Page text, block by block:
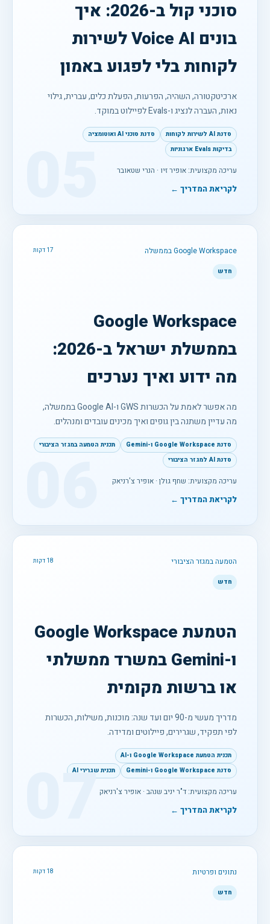
סוכני קול ב-2026: איך
בונים Voice AI לשירות
לקוחות בלי לפגוע באמון
ארכיטקטורה, השהיה, הפרעות, הפעלת כלים, עברית, גילוי
נאות, העברה לנציג ו-Evals לפיילוט במוקד.
סדנת AI לשירות לקוחות
סדנת סוכני AI ואוטומציה
בדיקות Evals ארגוניות
עריכה מקצועית: אופיר זיו · הנרי שטאובר
לקריאת המדריך ←
Google Workspace בממשלה 17 דקות
חדש
Google Workspace
בממשלת ישראל ב-2026:
מה ידוע ואיך נערכים
מה אפשר לאמת על הכשרות GWS ו-Google AI בממשלה,
מה עדיין משתנה בין גופים ואיך מכינים עובדים ומנהלים.
סדנת Google Workspace ו-Gemini
תכנית הטמעה במגזר הציבורי
סדנת AI למגזר הציבורי
עריכה מקצועית: שחף גולן · אופיר צ'רניאק
לקריאת המדריך ←
הטמעה במגזר הציבורי 18 דקות
חדש
הטמעת Google Workspace
ו-Gemini במשרד ממשלתי
או ברשות מקומית
מדריך מעשי מ-90 יום ועד שנה: מוכנות, משילות, הכשרות
לפי תפקיד, שגרירים, פיילוטים ומדידה.
תכנית הטמעת Google Workspace ו-AI
סדנת Google Workspace ו-Gemini
תכנית שגרירי AI
עריכה מקצועית: ד"ר יניב שנהב · אופיר צ'רניאק
לקריאת המדריך ← 07
נתונים ופרטיות 18 דקות
חדש